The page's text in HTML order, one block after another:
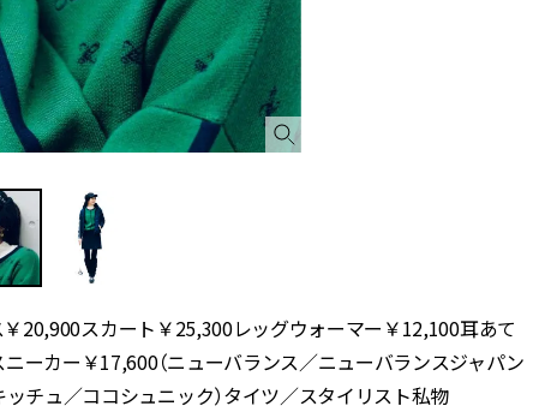
20,900スカート￥25,300レッグウォーマー￥12,100耳あて
ーカー￥17,600（ニューバランス／ニューバランスジャパン
チュ／ココシュニック）タイツ／スタイリスト私物